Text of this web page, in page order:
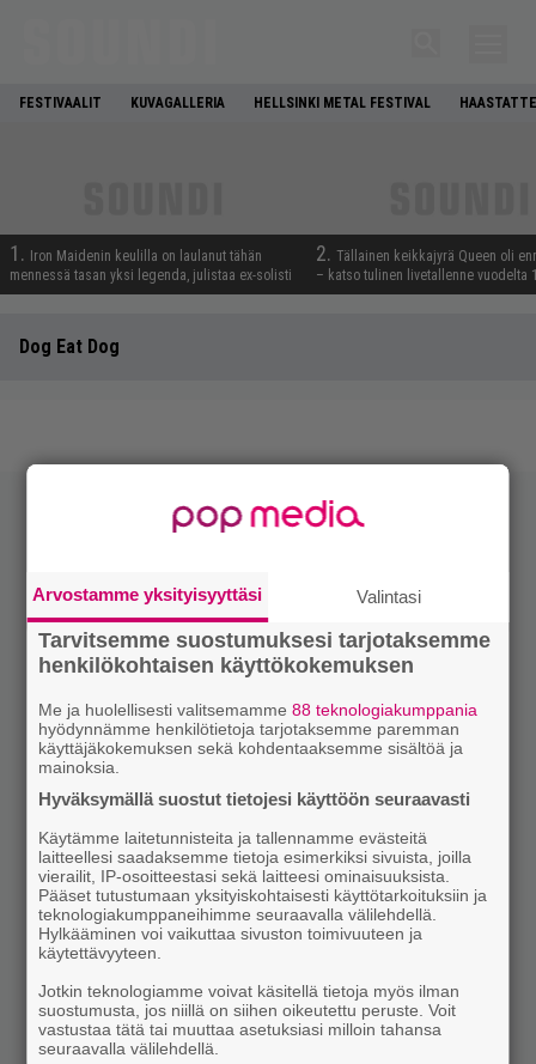
FESTIVAALIT KUVAGALLERIA HELLSINKI METAL FESTIVAL
1.
Iron Maidenin keulilla on laulanut tähän
mennessä tasan yksi legenda, julistaa ex-solisti
2. Tällainen keikkajyrä Queen oli
– katso tulinen livetallenne vuodelta
Dog Eat Dog
Arvostamme yksityisyyttäsi Valintasi
Tarvitsemme suostumuksesi tarjotaksemme
henkilökohtaisen käyttökokemuksen
Me ja huolellisesti valitsemamme88 teknologiakumppania
hyödynnämme henkilötietoja tarjotaksemme paremman
käyttäjäkokemuksen sekä kohdentaaksemme sisältöä ja
mainoksia.
Hyväksymällä suostut tietojesi käyttöön seuraavasti
Käytämme laitetunnisteita ja tallennamme evästeitä
laitteellesi saadaksemme tietoja esimerkiksi sivuista, joilla
vierailit, IP-osoitteestasi sekä laitteesi ominaisuuksista.
Pääset tutustumaan yksityiskohtaisesti käyttötarkoituksiin ja
teknologiakumppaneihimme seuraavalla välilehdellä.
Hylkääminen voi vaikuttaa sivuston toimivuuteen ja
käytettävyyteen.
Jotkin teknologiamme voivat käsitellä tietoja myös ilman
suostumusta, jos niillä on siihen oikeutettu peruste. Voit
vastustaa tätä tai muuttaa asetuksiasi milloin tahansa
seuraavalla välilehdellä.